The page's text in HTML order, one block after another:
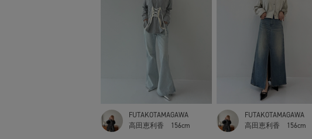
FUTAKOTAMAGAWA
高田恵利香
156cm
FUTAKOTAMAGAWA
高田恵利香
156cm